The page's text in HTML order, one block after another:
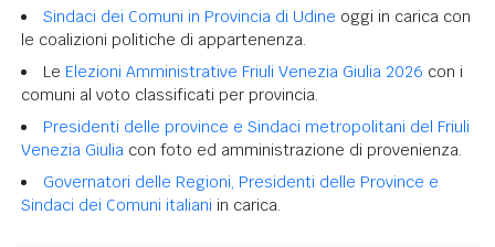
Sindaci dei Comuni in Provincia di Udine oggi in carica con
le coalizioni politiche di appartenenza.
Le Elezioni Amministrative Friuli Venezia Giulia 2026 con i
comuni al voto classificati per provincia.
Presidenti delle province e Sindaci metropolitani del Friuli
Venezia Giulia con foto ed amministrazione di provenienza.
Governatori delle Regioni, Presidenti delle Province e
Sindaci dei Comuni italiani in carica.